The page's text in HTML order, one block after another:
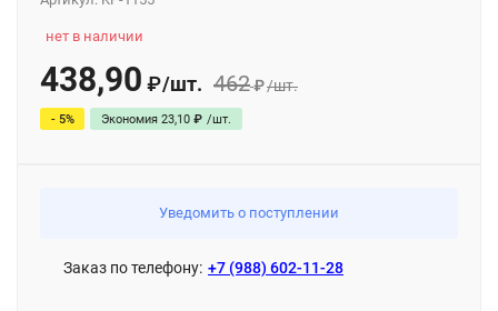
нет в наличии
438,90 ₽/шт. 462₽/шт.
- 5% Экономия 23,10 ₽ /шт.
Уведомить о поступлении
Заказ по телефону: +7 (988) 602-11-28